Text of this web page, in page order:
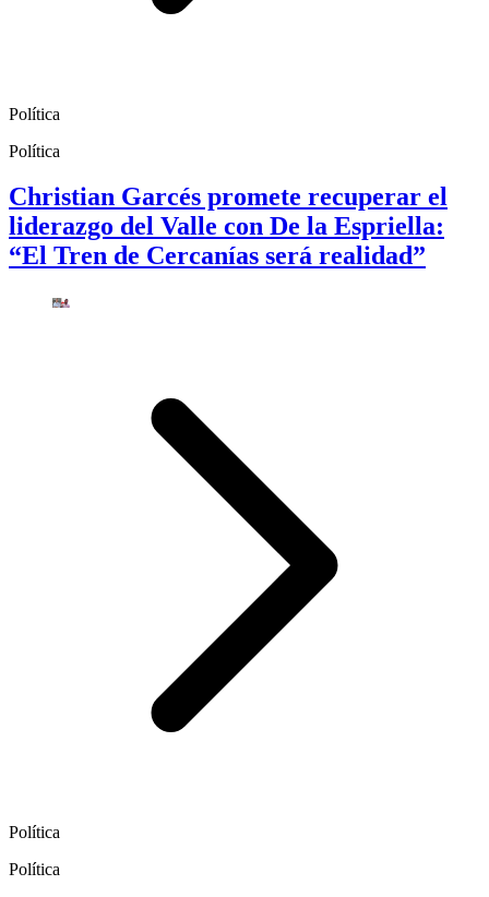
Política
Política
Christian Garcés promete recuperar el
liderazgo del Valle con De la Espriella:
“El Tren de Cercanías será realidad”
Política
Política